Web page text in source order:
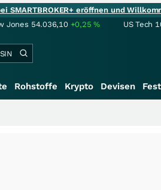
SMARTBROKER+ eröffnen und
Jones 54.036,10 +0,25% US Tech
Rohstoffe Krypto Devisen